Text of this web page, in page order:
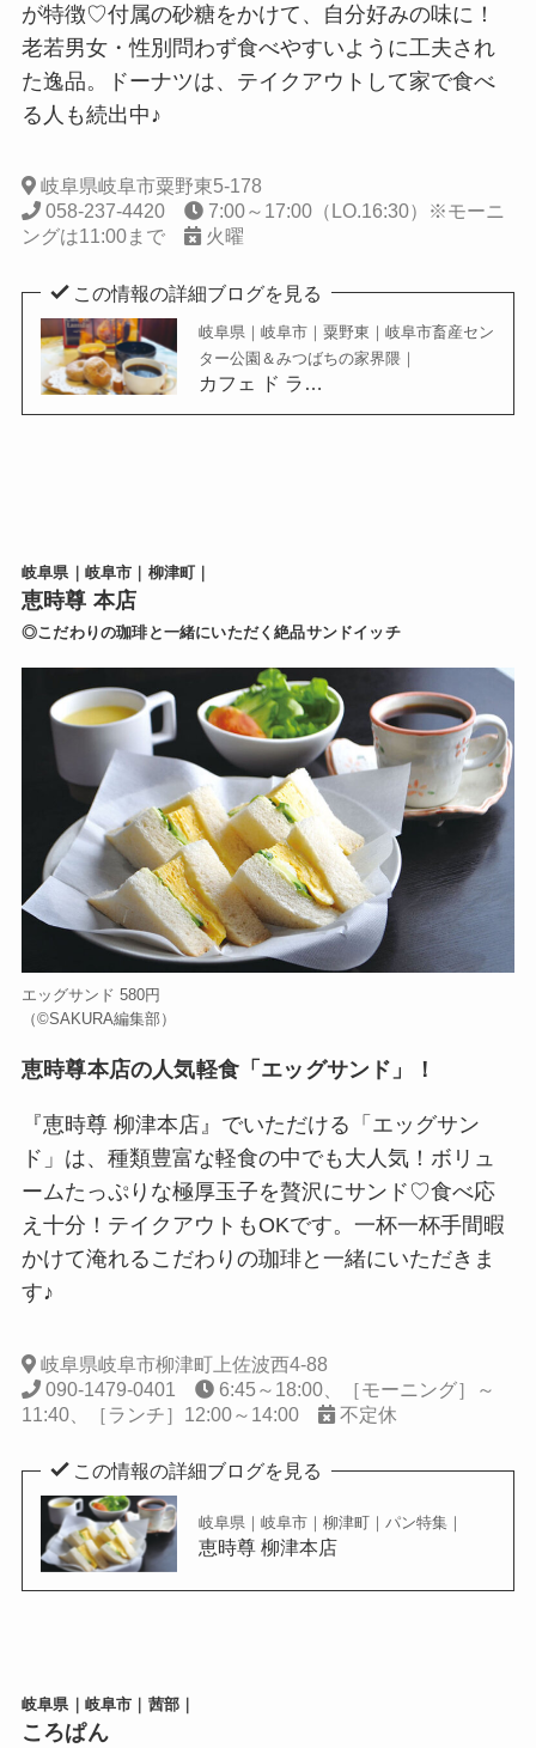
が特徴♡付属の砂糖をかけて、自分好みの味に！
老若男女・性別問わず食べやすいように工夫され
た逸品。ドーナツは、テイクアウトして家で食べ
る人も続出中♪
岐阜県岐阜市粟野東5-178
058-237-4420
7:00～17:00（LO.16:30）※モーニ
ングは11:00まで
火曜
この情報の詳細ブログを見る
岐阜県｜岐阜市｜粟野東｜岐阜市畜産セン
ター公園＆みつばちの家界隈｜
カフェ ド ラ…
岐阜県｜岐阜市｜柳津町｜
恵時尊 本店
◎こだわりの珈琲と一緒にいただく絶品サンドイッチ
エッグサンド 580円
（©️SAKURA編集部）
恵時尊本店の人気軽食「エッグサンド」！
『恵時尊 柳津本店』でいただける「エッグサン
ド」は、種類豊富な軽食の中でも大人気！ボリュ
ームたっぷりな極厚玉子を贅沢にサンド♡食べ応
え十分！テイクアウトもOKです。一杯一杯手間暇
かけて淹れるこだわりの珈琲と一緒にいただきま
す♪
岐阜県岐阜市柳津町上佐波西4-88
090-1479-0401
6:45～18:00、［モーニング］～
11:40、［ランチ］12:00～14:00
不定休
この情報の詳細ブログを見る
岐阜県｜岐阜市｜柳津町｜パン特集｜
恵時尊 柳津本店
岐阜県｜岐阜市｜茜部｜
ころぱん